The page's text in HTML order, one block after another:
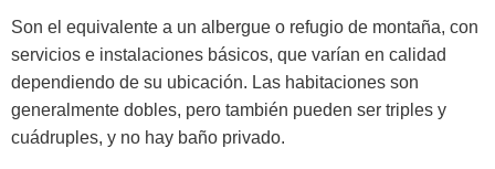
Son el equivalente a un albergue o refugio de montaña, con
servicios e instalaciones básicos, que varían en calidad
dependiendo de su ubicación. Las habitaciones son
generalmente dobles, pero también pueden ser triples y
cuádruples, y no hay baño privado.